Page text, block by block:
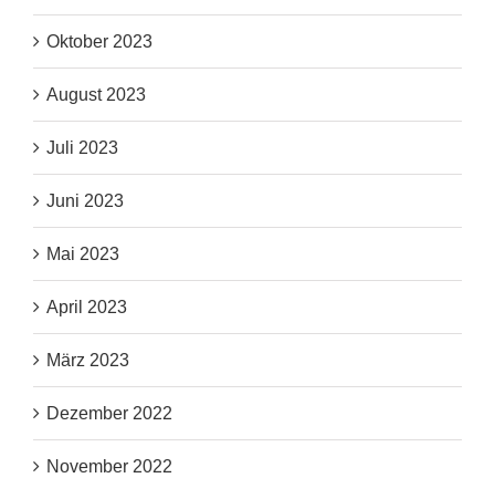
Oktober 2023
August 2023
Juli 2023
Juni 2023
Mai 2023
April 2023
März 2023
Dezember 2022
November 2022